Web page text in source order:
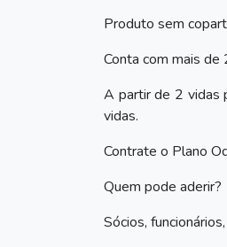
Produto sem
Conta com mais
A partir de 2 vidas
vidas.
Contrate o Plano
Quem pode aderir?
Sócios,